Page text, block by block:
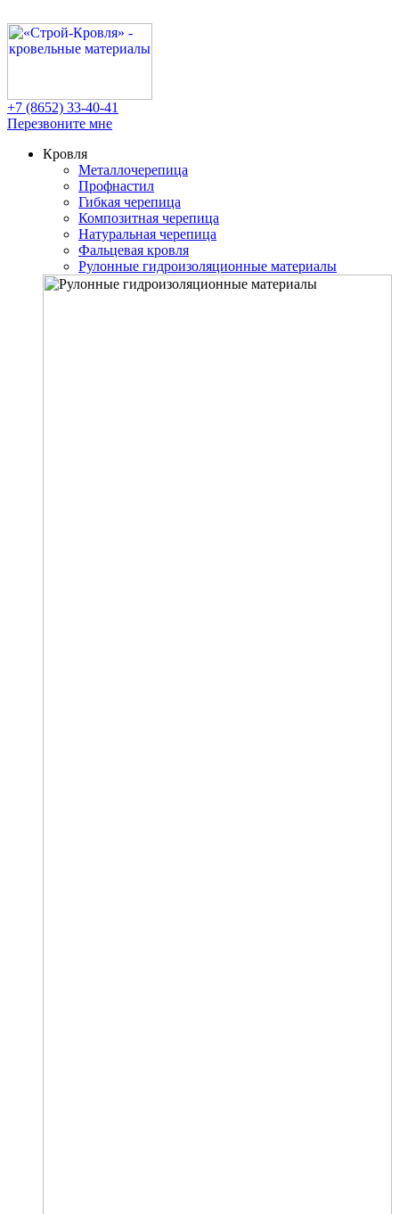
+7 (8652) 33-40-41
Перезвоните мне
Кровля
Металлочерепица
Профнастил
Гибкая черепица
Композитная черепица
Натуральная черепица
Фальцевая кровля
Рулонные гидроизоляционные материалы